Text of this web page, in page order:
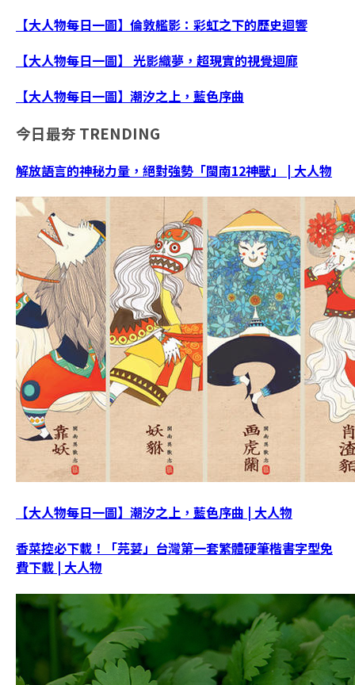
【大人物每日一圖】倫敦艦影：彩虹之下的歷史迴響
【大人物每日一圖】 光影織夢，超現實的視覺迴廊
【大人物每日一圖】潮汐之上，藍色序曲
今日最夯 TRENDING
解放語言的神秘力量，絕對強勢「閩南12神獸」 | 大人物
【大人物每日一圖】潮汐之上，藍色序曲 | 大人物
香菜控必下載！「芫荽」台灣第一套繁體硬筆楷書字型免
費下載 | 大人物